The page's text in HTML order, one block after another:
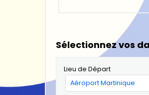
Sélectionnez vos
Lieu de Départ